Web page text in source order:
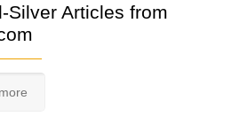
Silver Articles from